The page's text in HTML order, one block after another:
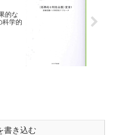
的な
学的
書き込む